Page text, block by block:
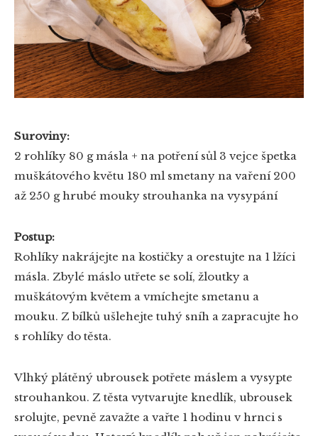
Suroviny:
2 rohlíky 80 g másla + na potření sůl 3 vejce špetka
muškátového květu 180 ml smetany na vaření 200
až 250 g hrubé mouky strouhanka na vysypání
Postup:
Rohlíky nakrájejte na kostičky a orestujte na 1 lžíci
másla. Zbylé máslo utřete se solí, žloutky a
muškátovým květem a vmíchejte smetanu a
mouku. Z bílků ušlehejte tuhý sníh a zapracujte ho
s rohlíky do těsta.
Vlhký plátěný ubrousek potřete máslem a vysypte
strouhankou. Z těsta vytvarujte knedlík, ubrousek
srolujte, pevně zavažte a vařte 1 hodinu v hrnci s